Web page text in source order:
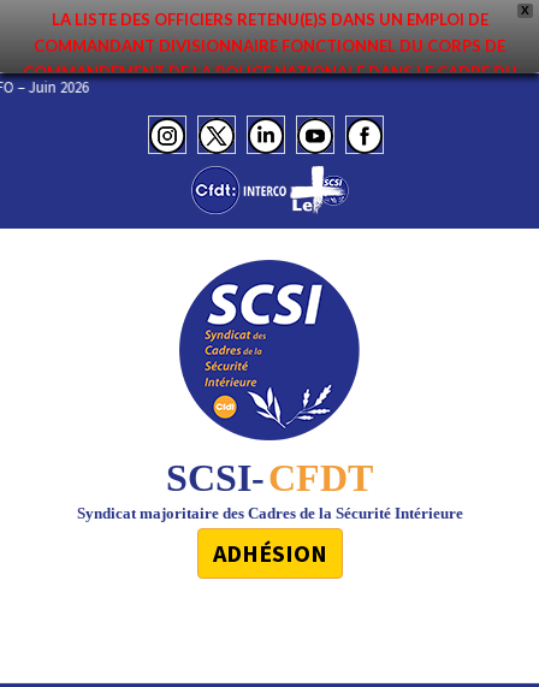
X
LA LISTE DES OFFICIERS RETENU(E)S DANS UN EMPLOI DE
COMMANDANT DIVISIONNAIRE FONCTIONNEL DU CORPS DE
COMMANDEMENT DE LA POLICE NATIONALE DANS LE CADRE DU
PREMIER MOUVEMENT 2026 A ÉTÉ DIFFUSÉE. ELLE EST DISPONIBLE EN
PAGES PROTÉGÉES DU SITE. FÉLICITATIONS AUX NOMMÉ(E)S !
– Juin 2026
SCSI-CFDT
Syndicat majoritaire des Cadres de la Sécurité Intérieure
ADHÉSION